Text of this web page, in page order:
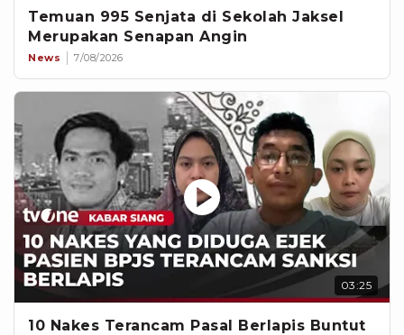
Temuan 995 Senjata di Sekolah Jaksel
Merupakan Senapan Angin
News 7/08/2026
03:25
10 Nakes Terancam Pasal Berlapis Buntut